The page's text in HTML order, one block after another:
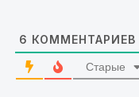
6 КОММЕНТАРИЕВ
Старые